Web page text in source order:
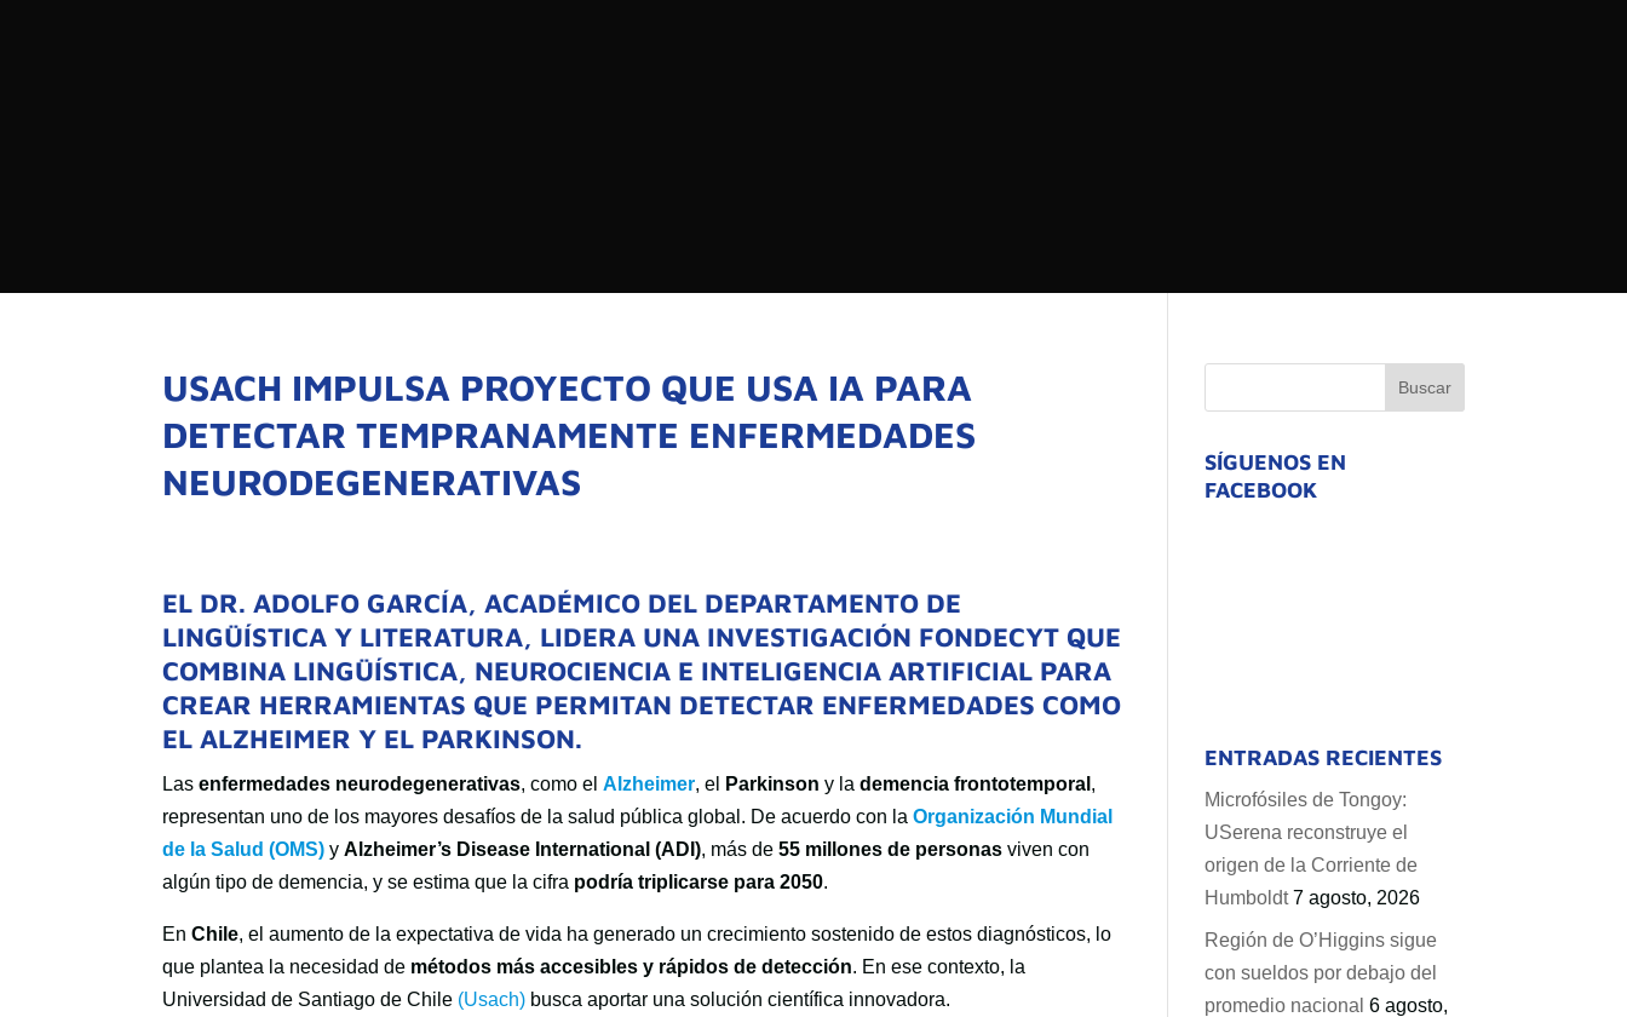
VISIÓN
USACH IMPULSA PROYECTO QUE USA IA PARA
DETECTAR TEMPRANAMENTE ENFERMEDADES
NEURODEGENERATIVAS
EL DR. ADOLFO GARCÍA, ACADÉMICO DEL DEPARTAMENTO DE
LINGÜÍSTICA Y LITERATURA, LIDERA UNA INVESTIGACIÓN FONDECYT QUE
COMBINA LINGÜÍSTICA, NEUROCIENCIA E INTELIGENCIA ARTIFICIAL PARA
CREAR HERRAMIENTAS QUE PERMITAN DETECTAR ENFERMEDADES COMO
EL ALZHEIMER Y EL PARKINSON.
Lasenfermedades neurodegenerativas, como elAlzheimer, el Parkinson y lademencia frontotemporal ,
representan uno de los mayores desafíos de la salud pública global. De acuerdo con laOrganización Mundial
de la Salud (OMS) yAlzheimer’s Disease International (ADI), más de55 millones de personas viven con
algún tipo de demencia, y se estima que la cifra podría triplicarse para 2050.
EnChile, el aumento de la expectativa de vida ha generado un crecimiento sostenido de estos diagnósticos, lo
que plantea la necesidad de métodos más accesibles y rápidos de detección. En ese contexto, la
Universidad de Santiago de Chile (Usach) busca aportar una solución científica innovadora.
SÍGUENOS EN
FACEBOOK
ENTRADAS RECIENTES
Microfósiles de Tongoy:
USerena reconstruye el
origen de la Corriente de
Humboldt 7 agosto, 2026
Región de O’Higgins sigue
con sueldos por debajo del
promedio nacional 6 agosto,